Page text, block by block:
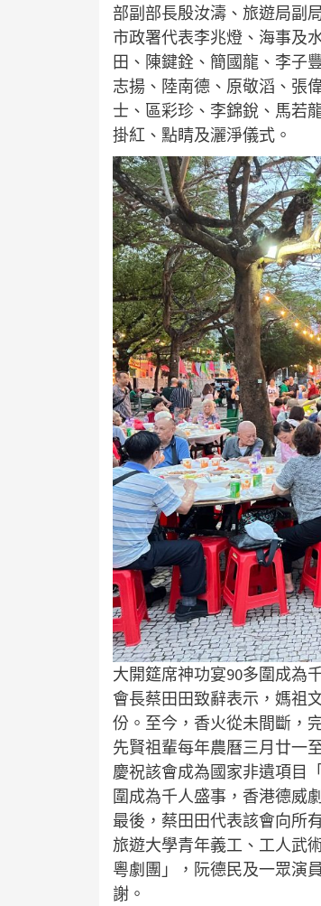
部副部長殷汝濤、旅遊局副
市政署代表李兆燈、海事及
田、陳鍵銓、簡國龍、李子
志揚、陸南德、原敬滔、張
士、區彩珍、李錦銳、馬若
掛紅、點睛及灑淨儀式。
大開筵席神功宴90多圍成為
會長蔡田田致辭表示，媽祖
份。至今，香火從未間斷，
先賢祖輩每年農曆三月廿一
慶祝該會成為國家非遺項目
圍成為千人盛事，香港德威
最後，蔡田田代表該會向所
旅遊大學青年義工、工人武
粵劇團」，阮德民及一眾演
謝。